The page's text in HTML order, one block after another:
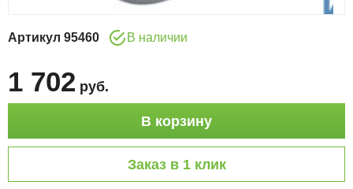
Артикул 95460 В наличии
1 702 руб.
В корзину
Заказ в 1 клик